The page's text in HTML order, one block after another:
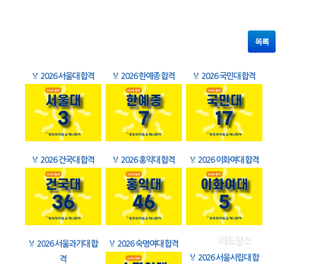
목록
🏅 2026 서울대 합격 🏅 2026 한예종 합격 🏅 2026 국민대 합격
🏅 2026 건국대 합격 🏅 2026 홍익대 합격 🏅 2026 이화여대 합격
🏅 2026 서울과기대 합
격
🏅 2026 숙명여대 합격
🏅 2026 서울시립대 합